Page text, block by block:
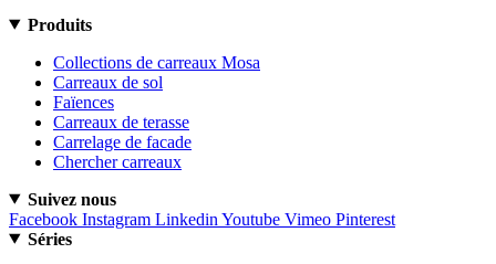
Produits
Collections de carreaux Mosa
Carreaux de sol
Faïences
Carreaux de terasse
Carrelage de facade
Chercher carreaux
Suivez nous
Facebook Instagram Linkedin Youtube Vimeo Pinterest
Séries